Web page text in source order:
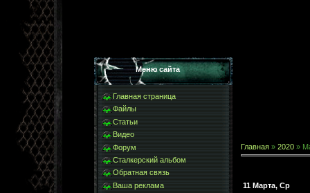
Меню сайта
Главная страница
Файлы
Статьи
Видео
Форум
Сталкерский альбом
Обратная связь
Ваша реклама
Главная » 2020 »
11 Марта, Ср